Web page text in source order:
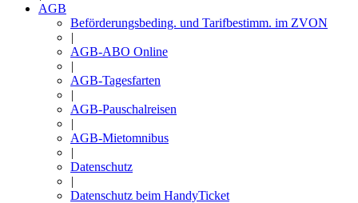
AGB
Beförderungsbeding. und Tarifbestimm. im ZVON
|
AGB-ABO Online
|
AGB-Tagesfarten
|
AGB-Pauschalreisen
|
AGB-Mietomnibus
|
Datenschutz
|
Datenschutz beim HandyTicket